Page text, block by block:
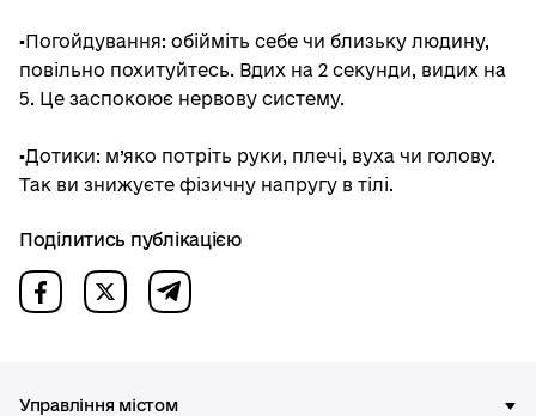
▪️Погойдування: обійміть себе чи близьку людину,
повільно похитуйтесь. Вдих на 2 секунди, видих на
5. Це заспокоює нервову систему.
▪️Дотики: м’яко потріть руки, плечі, вуха чи голову.
Так ви знижуєте фізичну напругу в тілі.
Поділитись публікацією
Управління містом